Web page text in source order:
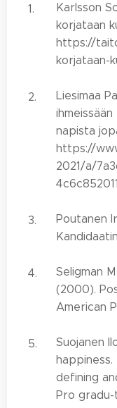
Karlsson
korjataan
https://
korjataan-
Liesimaa
napista
https://
2021/a/
Poutanen
Seligman
(2000).
American
Suojanen
defining
Pro